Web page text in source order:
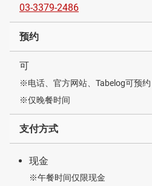
03-3379-2486
预约
可
※电话、官方网站、Tabelog可预约
※仅晚餐时间
支付方式
现金
※午餐时间仅限现金